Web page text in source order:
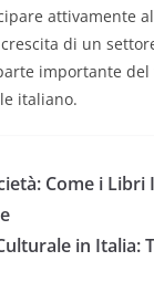
attivamente
di un
importante del
italiano.
Come i
in Italia: